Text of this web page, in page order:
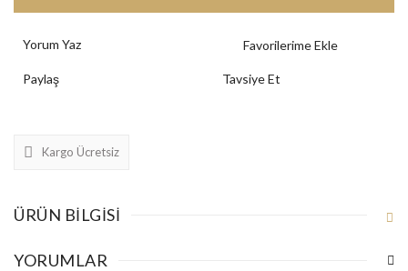
Yorum Yaz
Paylaş Tavsiye Et
Kargo Ücretsiz
ÜRÜN BILGISI
YORUMLAR